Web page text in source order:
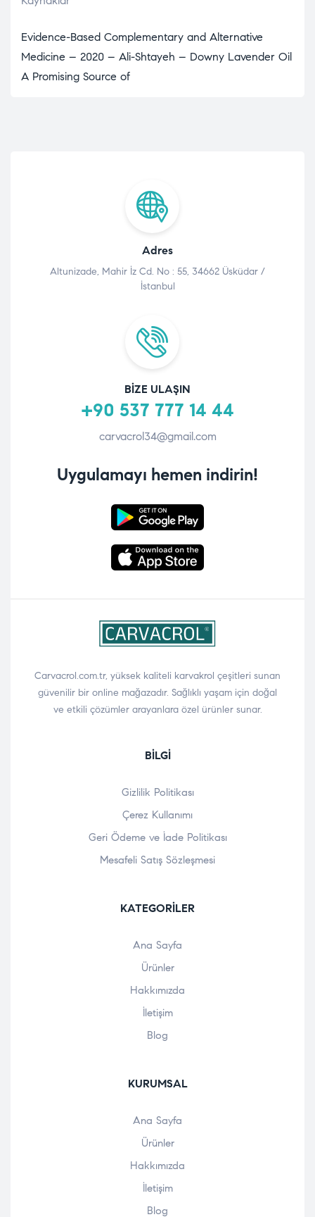
Evidence-Based Complementary and Alternative
Medicine – 2020 – Ali-Shtayeh – Downy Lavender Oil
A Promising Source of
Adres
Altunizade, Mahir İz Cd. No : 55, 34662 Üsküdar /
İstanbul
BIZE ULAŞIN
+90 537 777 14 44
carvacrol34@gmail.com
Uygulamayı hemen indirin!
Carvacrol.com.tr, yüksek kaliteli karvakrol çeşitleri sunan
güvenilir bir online mağazadır. Sağlıklı yaşam için doğal
ve etkili çözümler arayanlara özel ürünler sunar.
BILGI
Gizlilik Politikası
Çerez Kullanımı
Geri Ödeme ve İade Politikası
Mesafeli Satış Sözleşmesi
KATEGORILER
Ana Sayfa
Ürünler
Hakkımızda
İletişim
Blog
KURUMSAL
Ana Sayfa
Ürünler
Hakkımızda
İletişim
Blog